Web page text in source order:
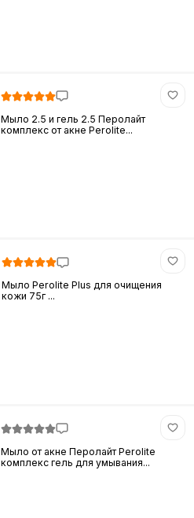
Мыло 2.5 и гель 2.5 Перолайт
комплекс от акне Perolite...
Мыло Perolite Plus для очищения
кожи 75г ...
Мыло от акне Перолайт Perolite
комплекс гель для умывания...